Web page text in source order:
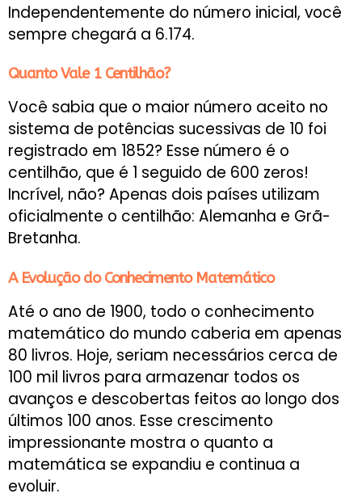
Independentemente do número inicial, você
sempre chegará a 6.174.
Quanto Vale 1 Centilhão?
Você sabia que o maior número aceito no
sistema de potências sucessivas de 10 foi
registrado em 1852? Esse número é o
centilhão, que é 1 seguido de 600 zeros!
Incrível, não? Apenas dois países utilizam
oficialmente o centilhão: Alemanha e Grã-
Bretanha.
A Evolução do Conhecimento Matemático
Até o ano de 1900, todo o conhecimento
matemático do mundo caberia em apenas
80 livros. Hoje, seriam necessários cerca de
100 mil livros para armazenar todos os
avanços e descobertas feitos ao longo dos
últimos 100 anos. Esse crescimento
impressionante mostra o quanto a
matemática se expandiu e continua a
evoluir.